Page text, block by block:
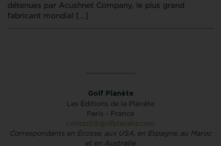
détenues par Acushnet Company, le plus grand
fabricant mondial […]
Golf Planète
Les Éditions de la Planète
Paris - France
contact@golfplanete.com
Correspondants en Écosse, aux USA, en Espagne, au Maroc
et en Australie.